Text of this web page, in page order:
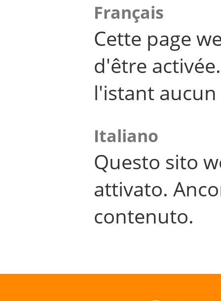
Français
Cette page
d'être
l'istant
Italiano
Questo sito
attivato.
contenuto.